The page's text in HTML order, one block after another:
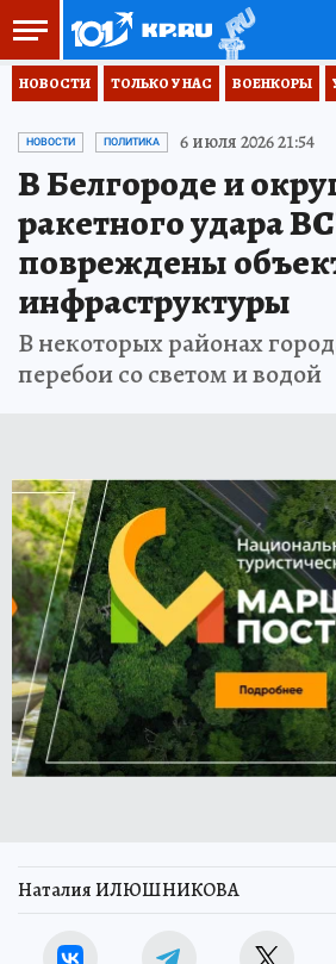
НОВОСТИ ТОЛЬКО У НАС ВОЕНКОРЫ
НОВОСТИ ПОЛИТИКА 6 июля 2026 21:54
В Белгороде и
ракетного удара
повреждены
инфраструктуры
В некоторых районах
перебои со светом и водой
Наталия ИЛЮШНИКОВА